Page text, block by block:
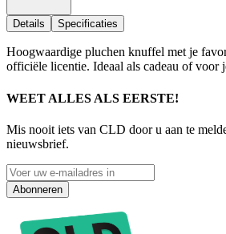
Details Specificaties
Hoogwaardige pluchen knuffel met je
officiële licentie. Ideaal als cadeau of voor
WEET ALLES ALS EERSTE!
Mis nooit iets van CLD door u aan te
nieuwsbrief.
Abonneren